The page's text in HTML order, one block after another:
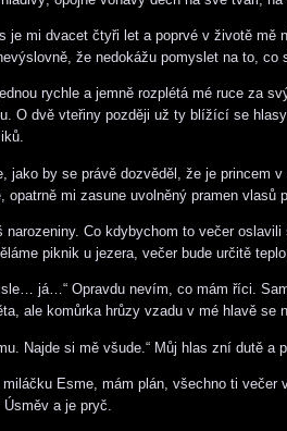
je mi dvacet čtyři let a poprvé v životě mě
že nedokážu pomyslet na to, co
rychle a jemně rozplétá mé ruce za
O dvě vteřiny později už ty blížící se
jako by se právě dozvěděl, že je princem
opatrně mi zasune uvolněný pramen vlasů
narozeniny. Co kdybychom to večer
piknik u jezera, večer bude určitě
já…“ Opravdu nevím, co mám říci.
ale komůrka hrůzy vzadu v mé hlavě se
mu. Najde si mě všude.“ Můj hlas zní dutě
miláčku Esme, mám plán, všechno ti
Úsměv a je pryč.